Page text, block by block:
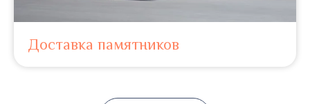
Доставка памятников